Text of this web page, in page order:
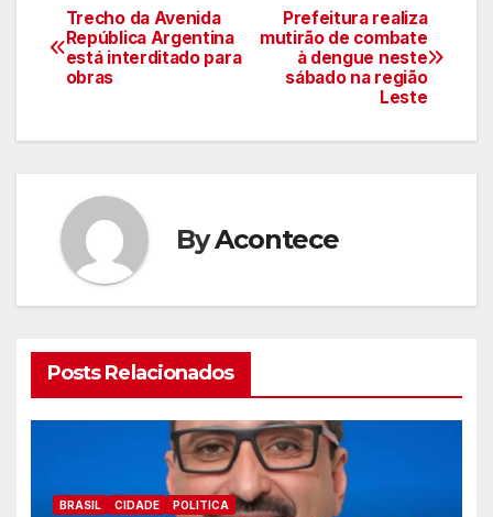
Navegação
de
Prefeitura realiza
mutirão de combate
à dengue neste
sábado na região
Leste
Trecho da Avenida
República Argentina
está interditado para
obras
ByAcontece
Posts Relacionados
BRASIL CIDADE POLITICA